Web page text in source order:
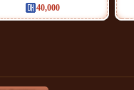
40,000